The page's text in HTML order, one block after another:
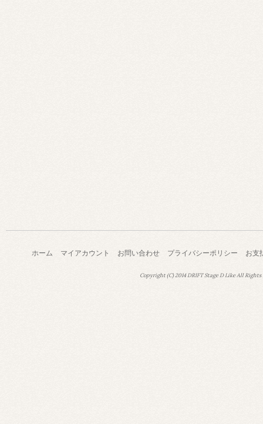
ホーム マイアカウント お問い合わせ プライバシーポリシー お支
Copyright (C) 2014 DRIFT Stage D Like All